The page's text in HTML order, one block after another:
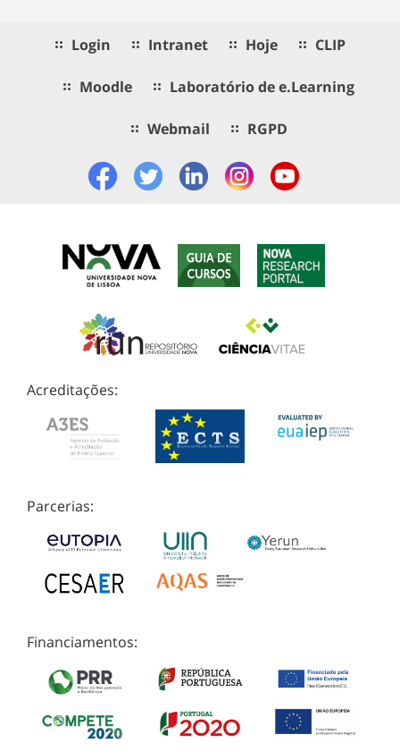
Login Intranet Hoje CLIP
Moodle Laboratório de e.Learning
Webmail RGPD
Acreditações:
Parcerias:
Financiamentos: